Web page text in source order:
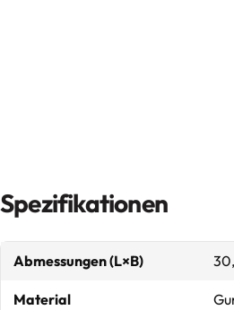
Spezifikationen
Abmessungen (L×B)
Material